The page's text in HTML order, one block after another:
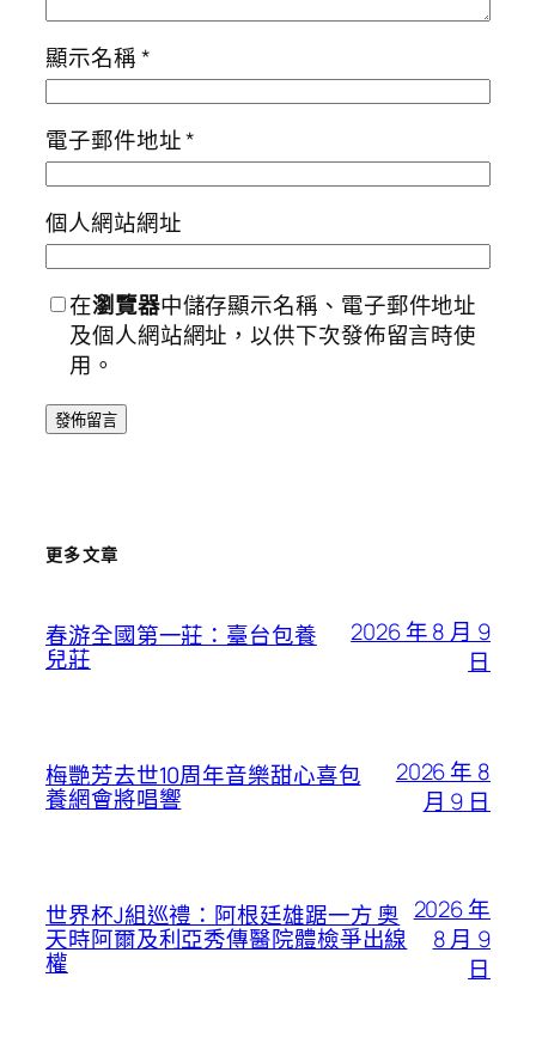
顯示名稱*
電子郵件地址*
個人網站網址
在瀏覽器中儲存顯示名稱、電子郵件地址
及個人網站網址，以供下次發佈留言時使
用。
更多文章
春游全國第一莊：臺台包養
兒莊
2026 年 8 月 9
日
梅艷芳去世10周年音樂甜心喜包
養網會將唱響
2026 年 8
月 9 日
世界杯J組巡禮：阿根廷雄踞一方 奧
天時阿爾及利亞秀傳醫院體檢爭出線
權
2026 年
8 月 9
日